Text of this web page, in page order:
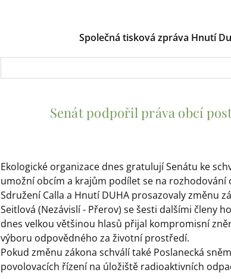
Společná tisková zpráva Hnutí
Senát podpořil práva obcí
Ekologické organizace dnes gratulují Senátu ke
umožní obcím a krajům podílet se na
Sdružení Calla a Hnutí DUHA prosazovaly změnu
Seitlová (Nezávislí - Přerov) se šesti dalšími členy
dnes velkou většinou hlasů přijal kompromisní
výboru odpovědného za životní prostředí.
Pokud změnu zákona schválí také Poslanecká
povolovacích řízení na úložiště radioaktivních